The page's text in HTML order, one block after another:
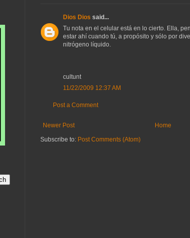
Dios Dios said...
Tu nota en el celular está en lo cierto. Ella,
estar ahí cuando tú, a propósito y sólo por
nitrógeno líquido.
cultunt
11/22/2009 12:37 AM
Post a Comment
Newer Post
Home
Subscribe to: Post Comments (Atom)